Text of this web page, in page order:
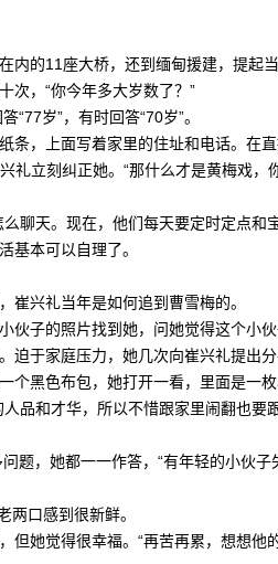
11座大桥，还到缅甸援建，提起当
，“你今年多大岁数了？”
岁”，有时回答“70岁”。
上面写着家里的住址和电话。在
礼立刻纠正她。“那什么才是黄梅戏
天。现在，他们每天要定时定点和
本可以自理了。
兴礼当年是如何追到曹雪梅的。
的照片找到她，问她觉得这个小
于家庭压力，她几次向崔兴礼提出
黑色布包，她打开一看，里面是一枚
和才华，所以不惜跟家里闹翻也要
，她都一一作答，“有年轻的小伙
口感到很新鲜。
觉得很幸福。“再苦再累，想想他的